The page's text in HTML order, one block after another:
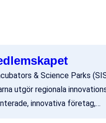
& Science Parks
utgör regionala
innovativa företag,…